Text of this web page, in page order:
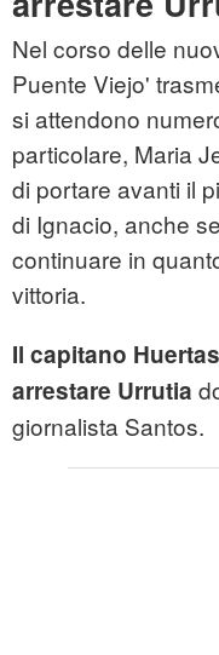
Nel corso delle
Puente Viejo'
si attendono
particolare, Maria
di portare avanti il
di Ignacio, anche
continuare in
vittoria.
Il capitano Huertas
arrestare Urrutia
giornalista Santos.